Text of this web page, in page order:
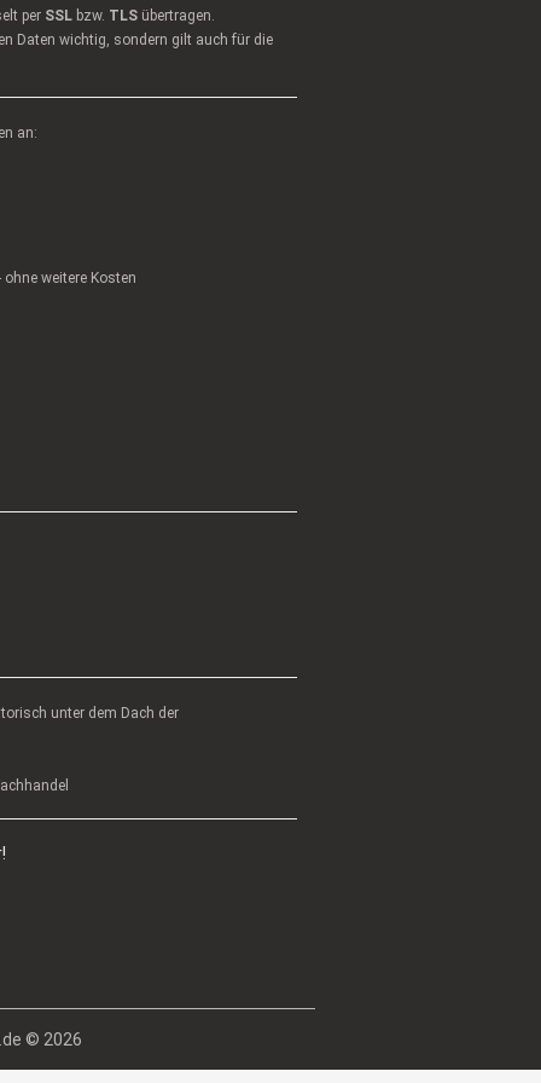
per SSL bzw. TLS übertragen.
Daten wichtig, sondern gilt auch für die
an:
weitere Kosten
unter dem Dach der
© 2026